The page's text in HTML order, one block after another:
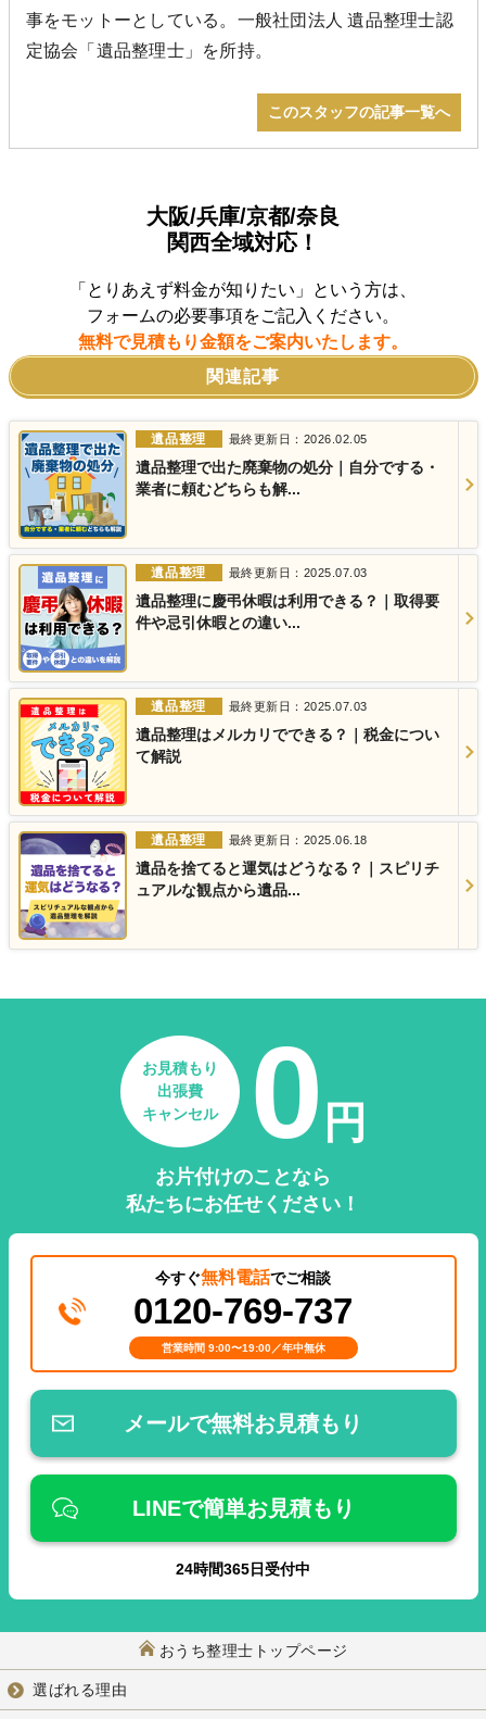
事をモットーとしている。一般社団法人 遺品整理士認
定協会「遺品整理士」を所持。
このスタッフの記事一覧へ
大阪/兵庫/京都/奈良
関西全域対応！
「とりあえず料金が知りたい」という方は、
フォームの必要事項をご記入ください。
無料で見積もり金額をご案内いたします。
関連記事
遺品整理 最終更新日：2026.02.05
遺品整理で出た廃棄物の処分｜自分でする・
業者に頼むどちらも解...
遺品整理 最終更新日：2025.07.03
遺品整理に慶弔休暇は利用できる？｜取得要
件や忌引休暇との違い...
遺品整理 最終更新日：2025.07.03
遺品整理はメルカリでできる？｜税金につい
て解説
遺品整理 最終更新日：2025.06.18
遺品を捨てると運気はどうなる？｜スピリチ
ュアルな観点から遺品...
お見積もり
出張費
キャンセル
0 円
お片付けのことなら
私たちにお任せください！
今すぐ無料電話でご相談
0120-769-737
営業時間 9:00〜19:00／年中無休
メールで無料お見積もり
LINEで簡単お見積もり
24時間365日受付中
おうち整理士トップページ
選ばれる理由